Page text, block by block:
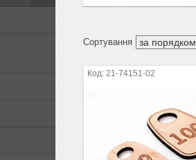
21-74151-02